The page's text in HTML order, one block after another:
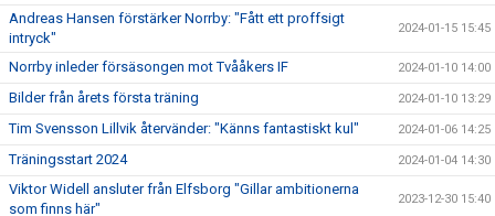
Andreas Hansen förstärker Norrby: "Fått ett proffsigt
intryck"
2024-01-15 15:45
Norrby inleder försäsongen mot Tvååkers IF 2024-01-10 14:00
Bilder från årets första träning 2024-01-10 13:29
Tim Svensson Lillvik återvänder: "Känns fantastiskt kul" 2024-01-06 14:25
Träningsstart 2024 2024-01-04 14:30
Viktor Widell ansluter från Elfsborg "Gillar ambitionerna
som finns här"
2023-12-30 15:40